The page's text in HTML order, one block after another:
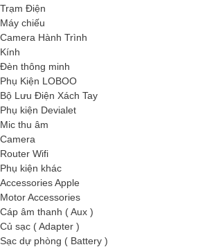
Trạm Điện
Máy chiếu
Camera Hành Trình
Kính
Đèn thông minh
Phụ Kiện LOBOO
Bộ Lưu Điện Xách Tay
Phụ kiện Devialet
Mic thu âm
Camera
Router Wifi
Phụ kiện khác
Accessories Apple
Motor Accessories
Cáp âm thanh ( Aux )
Củ sạc ( Adapter )
Sạc dự phòng ( Battery )